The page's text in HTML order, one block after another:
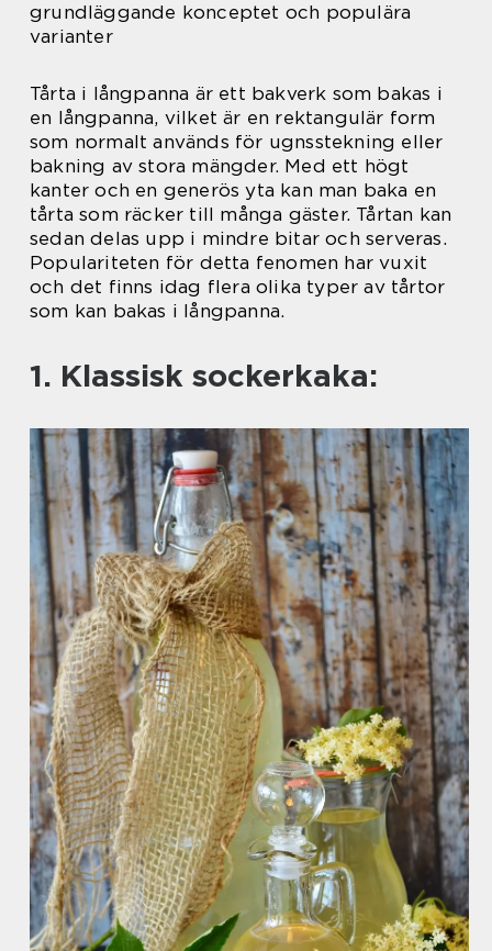
grundläggande konceptet och populära
varianter
Tårta i långpanna är ett bakverk som bakas i
en långpanna, vilket är en rektangulär form
som normalt används för ugnsstekning eller
bakning av stora mängder. Med ett högt
kanter och en generös yta kan man baka en
tårta som räcker till många gäster. Tårtan kan
sedan delas upp i mindre bitar och serveras.
Populariteten för detta fenomen har vuxit
och det finns idag flera olika typer av tårtor
som kan bakas i långpanna.
1. Klassisk sockerkaka: